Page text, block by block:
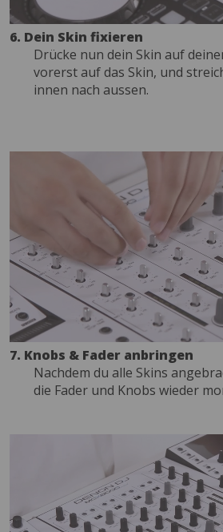
6. Dein Skin fixieren
Drücke nun dein Skin auf
vorerst auf das Skin, und
innen nach aussen.
7. Knobs & Fader anbringen
Nachdem du alle Skins
die Fader und Knobs wieder